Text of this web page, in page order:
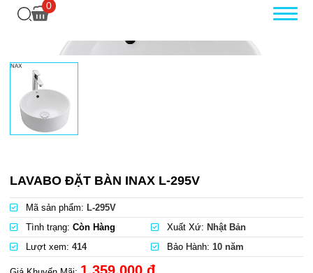
0
LAVABO ĐẶT BÀN INAX L-295V
Mã sản phẩm: L-295V
Tình trạng: Còn Hàng Xuất Xứ: Nhật Bản
Lượt xem: 414 Bảo Hành: 10 năm